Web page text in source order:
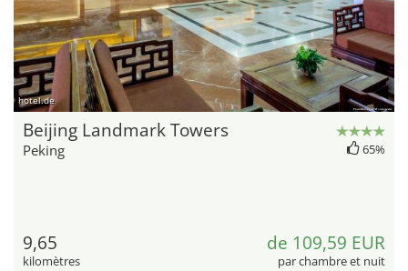
hotel.de
Beijing Landmark Towers
Peking 65%
9,65
kilomètres
de 109,59 EUR
par chambre et nuit